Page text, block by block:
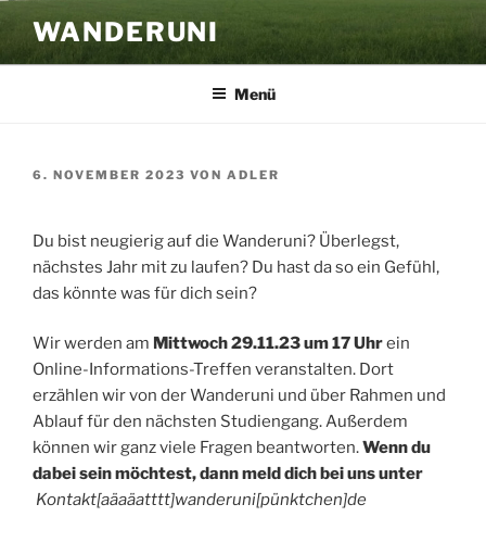
Inhalt
springen
WANDERUNI
Menü
VERÖFFENTLICHT
6. NOVEMBER 2023 VON ADLER
Du bist neugierig auf die Wanderuni? Überlegst,
nächstes Jahr mit zu laufen? Du hast da so ein Gefühl,
das könnte was für dich sein?
Wir werden am Mittwoch29.11.23 um 17 Uhrein
Online-Informations-Treffen veranstalten. Dort
erzählen wir von der Wanderuni und über Rahmen und
Ablauf für den nächsten Studiengang. Außerdem
können wir ganz viele Fragen beantworten.Wenn du
dabei sein möchtest, dann meld dich bei uns unter
Kontakt[aäaäatttt]wanderuni[pünktchen]de